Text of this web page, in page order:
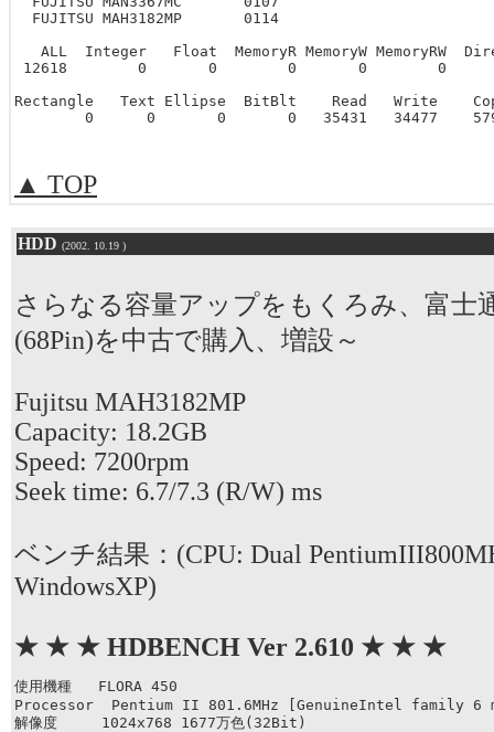
  FUJITSU MAH3182MP       0114
ALL  Integer   Float  MemoryR MemoryW MemoryRW
12618        0       0        0       0        0
Rectangle   Text Ellipse  BitBlt    Read   Write
0      0       0       0   35431   34477
▲ TOP
HDD (2002. 10.19 )
さらなる容量アップをもくろみ、富士
(68Pin)を中古で購入、増設～
Fujitsu MAH3182MP
Capacity: 18.2GB
Speed: 7200rpm
Seek time: 6.7/7.3 (R/W) ms
ベンチ結果：(CPU: Dual
WindowsXP)
★ ★ ★ HDBENCH Ver 2.610 ★ ★ ★
使用機種   FLORA 450
Processor  Pentium II 801.6MHz [GenuineIntel family
解像度     1024x768 1677万色(32Bit)